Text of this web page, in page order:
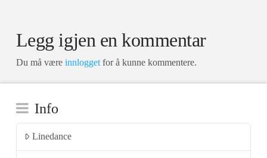
Legg igjen en kommentar
Du må være innloggetfor å kunne kommentere.
Info
Linedance